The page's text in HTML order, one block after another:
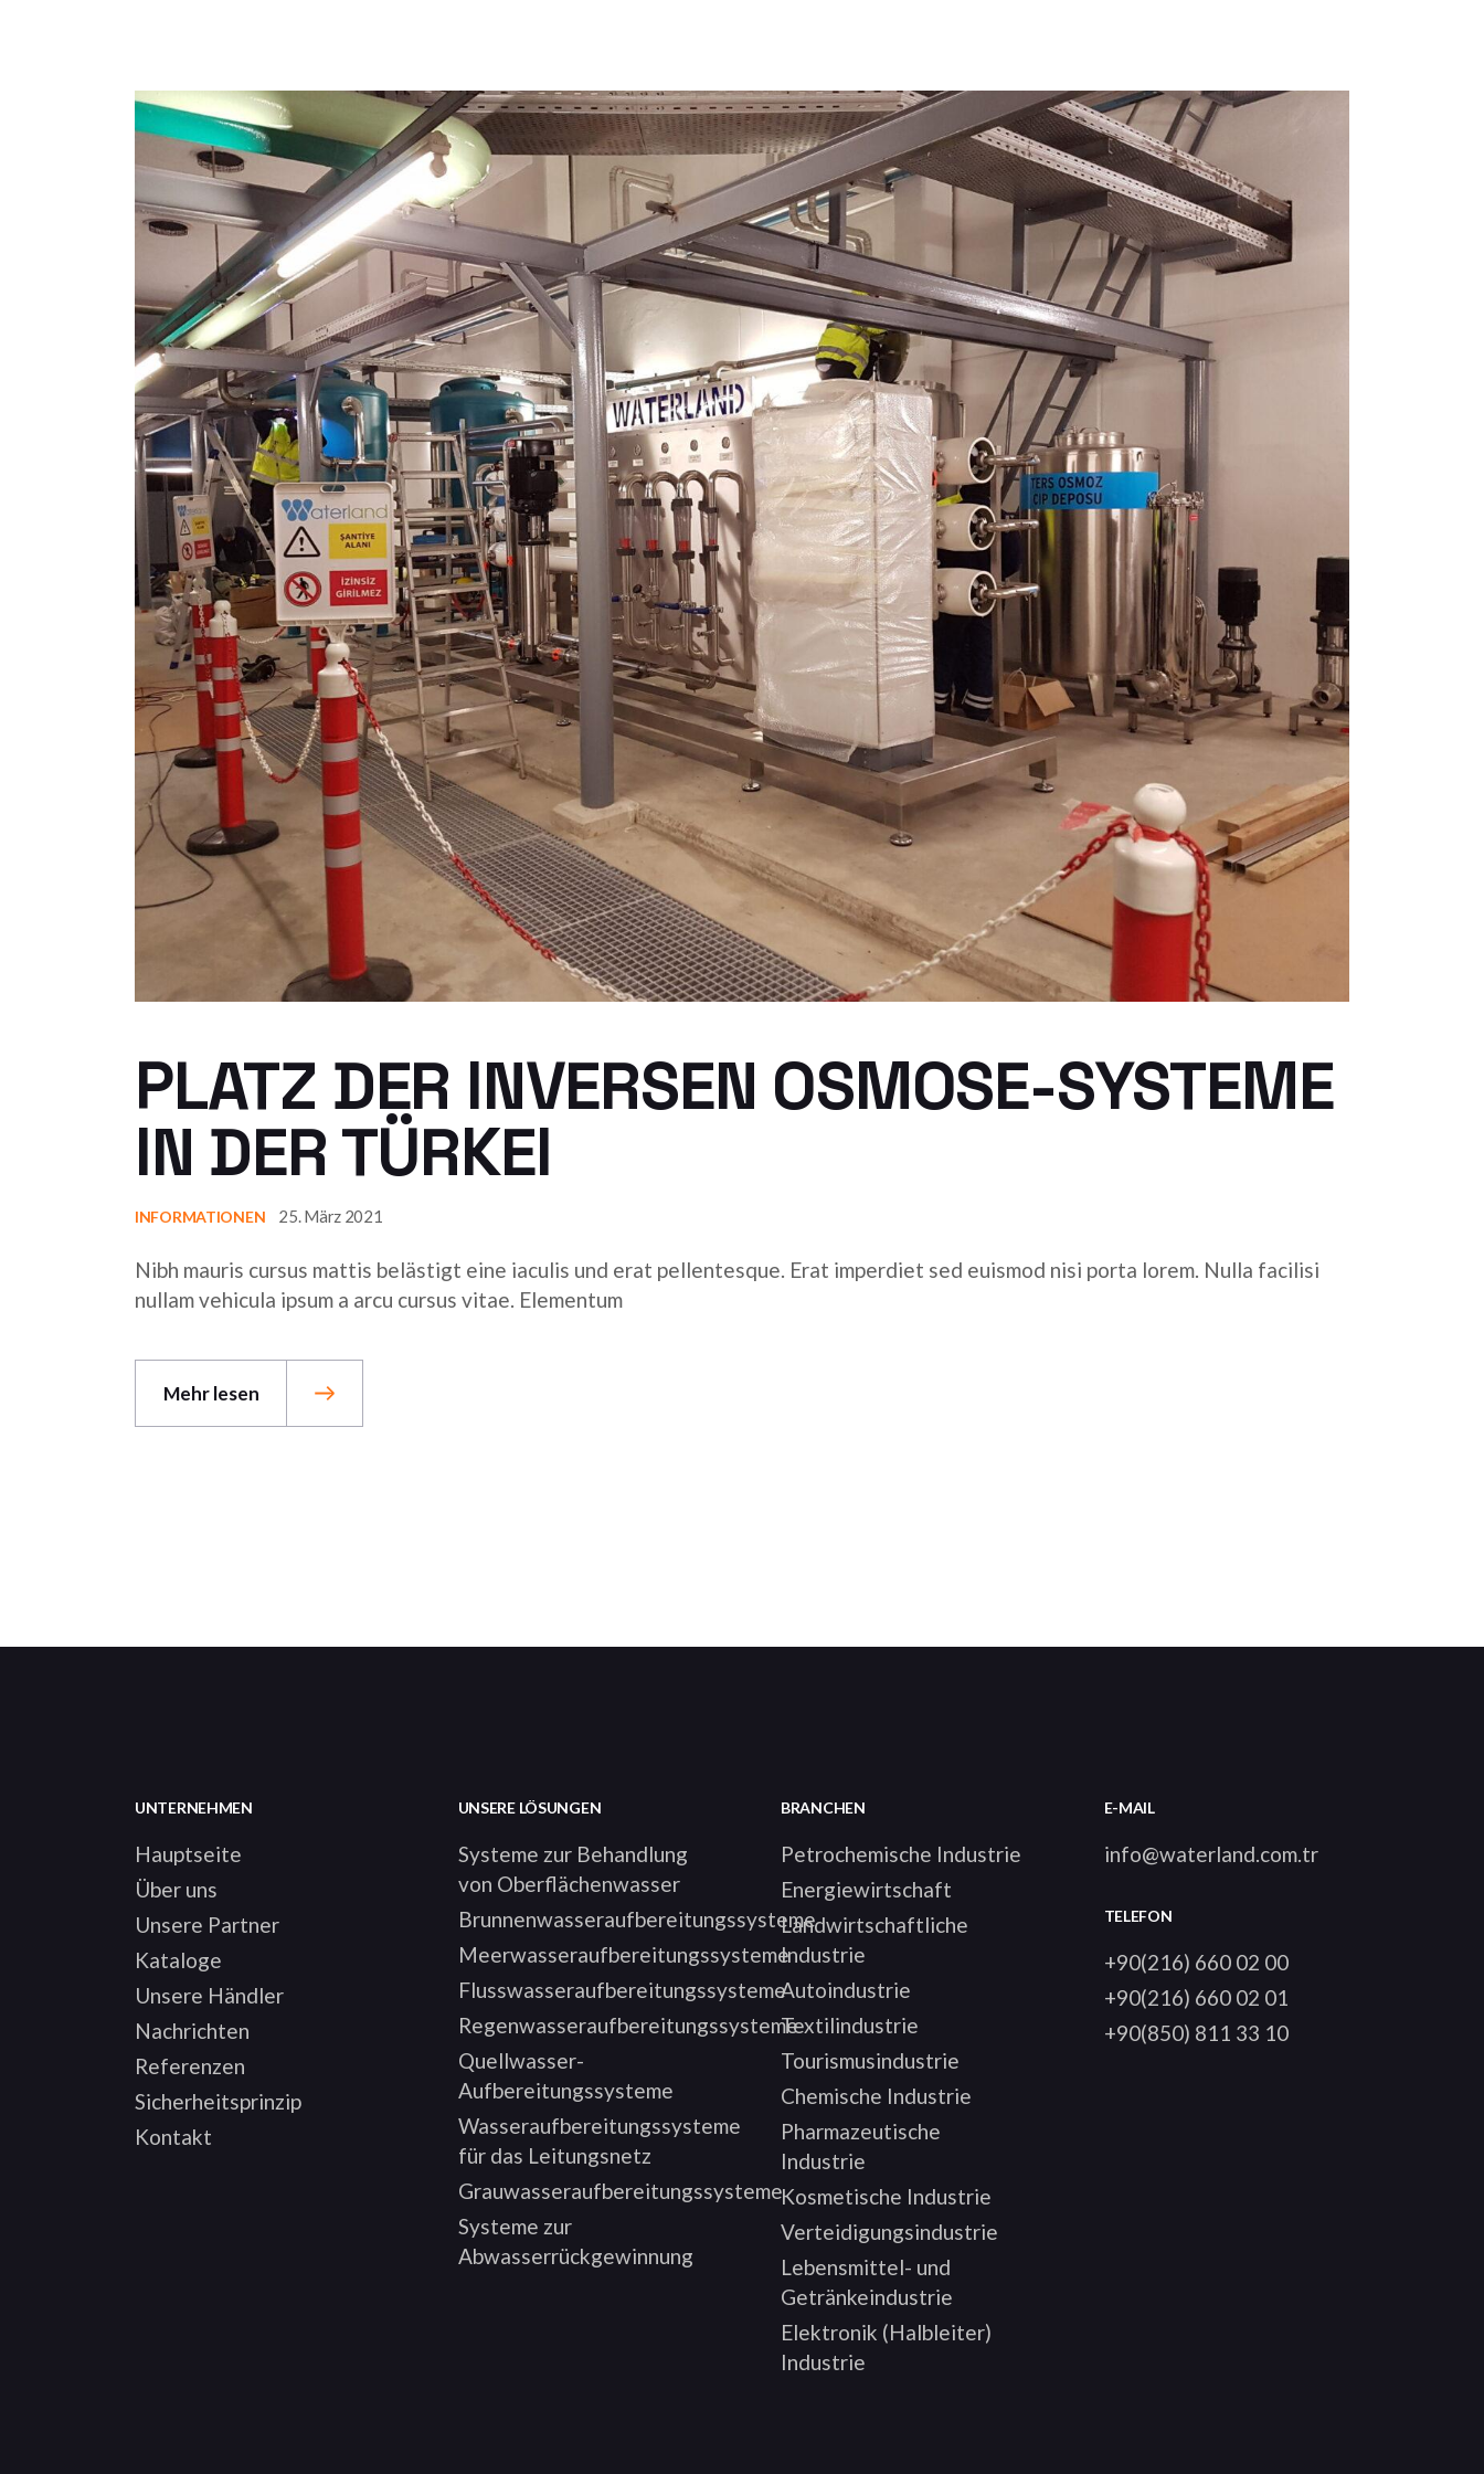
Petrochemische Industrie
Elektronik (Halbleiter)
Industrie
Kosmetische Industrie
Landwirtschaftliche
Industrie
Pharmazeutische Industrie
Energiewirtschaft
Chemische Industrie
Tourismusindustrie
Textilindustrie
Verteidigungsindustrie
Lebensmittel- und
Getränkeindustrie
Autoindustrie
Systeme zur Behandlung von
Oberflächenwasser
Brunnenwasseraufbereitungssysteme
Meerwasseraufbereitungssysteme
Flusswasseraufbereitungssysteme
Quellwasser-
Aufbereitungssysteme
Regenwasseraufbereitungssysteme
Wasseraufbereitungssysteme
für das Leitungsnetz
Systeme zur
Abwasserrückgewinnung
Grauwasseraufbereitungssysteme
Wasseraufbereitungssysteme
Systeme zur
Abwasserbehandlung
Chemikalien
Mineralien
Ausrüstung
Systeme
PLATZ DER INVERSEN OSMOSE-SYSTEME
IN DER TÜRKEI
INFORMATIONEN 25. März 2021
Nibh mauris cursus mattis belästigt eine iaculis und erat pellentesque. Erat imperdiet sed euismod nisi porta lorem. Nulla facilisi
nullam vehicula ipsum a arcu cursus vitae. Elementum
Mehr lesen
UNTERNEHMEN
Hauptseite
Über uns
Unsere Partner
Kataloge
Unsere Händler
Nachrichten
Referenzen
Sicherheitsprinzip
Kontakt
UNSERE LÖSUNGEN
Systeme zur Behandlung
von Oberflächenwasser
Brunnenwasseraufbereitungssysteme
Meerwasseraufbereitungssysteme
Flusswasseraufbereitungssysteme
Regenwasseraufbereitungssysteme
Quellwasser-
Aufbereitungssysteme
Wasseraufbereitungssysteme
für das Leitungsnetz
Grauwasseraufbereitungssysteme
Systeme zur
Abwasserrückgewinnung
BRANCHEN
Petrochemische Industrie
Energiewirtschaft
Landwirtschaftliche
Industrie
Autoindustrie
Textilindustrie
Tourismusindustrie
Chemische Industrie
Pharmazeutische
Industrie
Kosmetische Industrie
Verteidigungsindustrie
Lebensmittel- und
Getränkeindustrie
Elektronik (Halbleiter)
Industrie
E-MAIL
info@waterland.com.tr
TELEFON
+90(216) 660 02 00
+90(216) 660 02 01
+90(850) 811 33 10